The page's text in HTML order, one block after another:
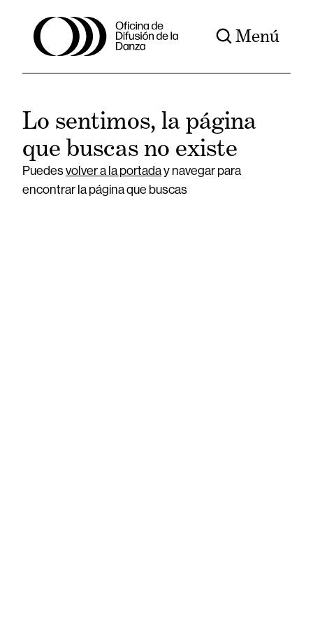
Menú
Lo sentimos, la página
que buscas no existe
Puedesvolver a la portaday navegar para
encontrar la página que buscas